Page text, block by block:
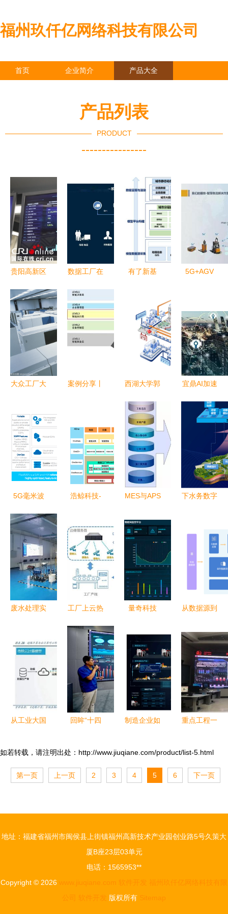
福州玖仟亿网络科技有限公司
首页 企业简介 产品大全
产品列表
PRODUCT
----------------
贵阳高新区
调度中心正
式投入使
用，助推数
据处理服务
升级
数据工厂在
四大妙用
有了新基
数字孪生城
市？
5G+AGV
影响我们的
生产与生活
大众工厂大
心 数据驱
动下的软件
开发新范式
案例分享丨
国“智”造，
走进轮胎制
造业顶端的
智慧工厂软
件开发
西湖大学郭
「元宇宙」
视角探秘蛋
白质组大数
据软件开发
宜鼎AI加速
缘设备智慧
潜能的关键
软件开发
5G毫米波
特尔成都工
厂AMR系
统软件开发
浩鲸科技-
大数据处理
的智能解决
方案
MES与APS
智能工厂布
局必知的数
据处理服务
下水务数字
废水处理实
工厂上云热
转型如何真
正落地？数
据处理服务
的重要性
量奇科技
发新未来
从数据源到
的全链路解
析
从工业大国
国 工业互
联网与数据
处理服务的
回眸“十四
纸业 一张
19克薄纸背
后的“智
数据处理服
制造企业如
BI与数据可
视化大屏优
化数据分析
重点工程一
化”建设引
领软件开发
新篇章
如若转载，请注明出处：http://www.jiuqiane.com/product/list-5.html
第一页 上一页 2 3 4 5 6 下一页
地址：福建省福州市闽侯县上街镇福州高新技术产业园创业路5号久策大
厦B座23层03单元
电话：1565953**
Copyright © 2026 www.jiuqiane.com 软件开发
福州玖仟亿网络科技有限
公司
软件开发 版权所有 Sitemap